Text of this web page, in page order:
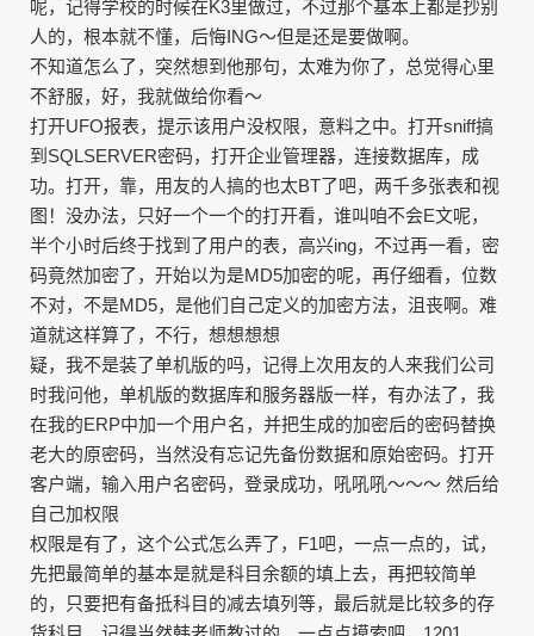
呢，记得学校的时候在K3里做过，不过那个基本上都是抄别
人的，根本就不懂，后悔ING～但是还是要做啊。
不知道怎么了，突然想到他那句，太难为你了，总觉得心里
不舒服，好，我就做给你看～
打开UFO报表，提示该用户没权限，意料之中。打开sniff搞
到SQLSERVER密码，打开企业管理器，连接数据库，成
功。打开，靠，用友的人搞的也太BT了吧，两千多张表和视
图！没办法，只好一个一个的打开看，谁叫咱不会E文呢，
半个小时后终于找到了用户的表，高兴ing，不过再一看，密
码竟然加密了，开始以为是MD5加密的呢，再仔细看，位数
不对，不是MD5，是他们自己定义的加密方法，沮丧啊。难
道就这样算了，不行，想想想想
疑，我不是装了单机版的吗，记得上次用友的人来我们公司
时我问他，单机版的数据库和服务器版一样，有办法了，我
在我的ERP中加一个用户名，并把生成的加密后的密码替换
老大的原密码，当然没有忘记先备份数据和原始密码。打开
客户端，输入用户名密码，登录成功，吼吼吼～～～ 然后给
自己加权限
权限是有了，这个公式怎么弄了，F1吧，一点一点的，试，
先把最简单的基本是就是科目余额的填上去，再把较简单
的，只要把有备抵科目的减去填列等，最后就是比较多的存